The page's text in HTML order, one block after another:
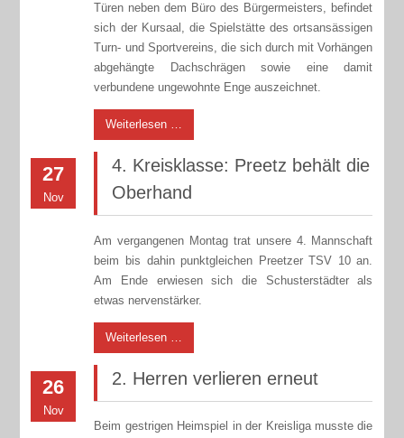
Türen neben dem Büro des Bürgermeisters, befindet
sich der Kursaal, die Spielstätte des ortsansässigen
Turn- und Sportvereins, die sich durch mit Vorhängen
abgehängte Dachschrägen sowie eine damit
verbundene ungewohnte Enge auszeichnet.
Weiterlesen …
27
Nov
4. Kreisklasse: Preetz behält die
Oberhand
Am vergangenen Montag trat unsere 4. Mannschaft
beim bis dahin punktgleichen Preetzer TSV 10 an.
Am Ende erwiesen sich die Schusterstädter als
etwas nervenstärker.
Weiterlesen …
26
Nov
2. Herren verlieren erneut
Beim gestrigen Heimspiel in der Kreisliga musste die